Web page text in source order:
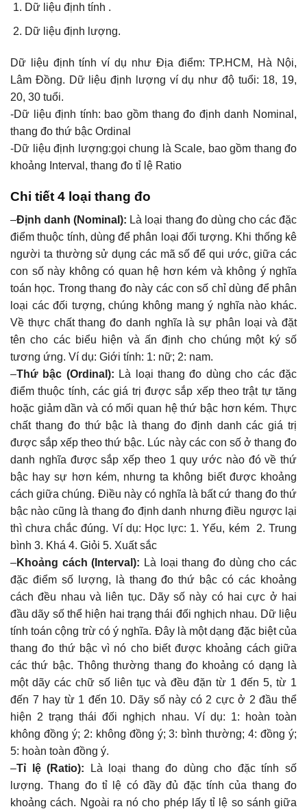
Dữ liệu định tính .
Dữ liệu định lượng.
Dữ liệu định tính ví dụ như Địa điểm: TP.HCM, Hà Nội,
Lâm Đồng. Dữ liệu định lượng ví dụ như độ tuổi: 18, 19,
20, 30 tuổi.
-Dữ liệu định tính: bao gồm thang đo định danh Nominal,
thang đo thứ bậc Ordinal
-Dữ liệu định lượng:gọi chung là Scale, bao gồm thang đo
khoảng Interval, thang đo tỉ lệ Ratio
Chi tiết 4 loại thang đo
–Định danh (Nominal): Là loại thang đo dùng cho các đặc
điểm thuộc tính, dùng để phân loại đối tượng. Khi thống kê
người ta thường sử dụng các mã số để qui ước, giữa các
con số này không có quan hệ hơn kém và không ý nghĩa
toán học. Trong thang đo này các con số chỉ dùng để phân
loại các đối tượng, chúng không mang ý nghĩa nào khác.
Về thực chất thang đo danh nghĩa là sự phân loại và đặt
tên cho các biểu hiện và ấn định cho chúng một ký số
tương ứng. Ví dụ: Giới tính: 1: nữ; 2: nam.
–Thứ bậc (Ordinal): Là loại thang đo dùng cho các đặc
điểm thuộc tính, các giá trị được sắp xếp theo trật tự tăng
hoặc giảm dần và có mối quan hệ thứ bậc hơn kém. Thực
chất thang đo thứ bậc là thang đo định danh các giá trị
được sắp xếp theo thứ bậc. Lúc này các con số ở thang đo
danh nghĩa được sắp xếp theo 1 quy ước nào đó về thứ
bậc hay sự hơn kém, nhưng ta không biết được khoảng
cách giữa chúng. Điều này có nghĩa là bất cứ thang đo thứ
bậc nào cũng là thang đo định danh nhưng điều ngược lại
thì chưa chắc đúng. Ví dụ: Học lực: 1. Yếu, kém 2. Trung
bình 3. Khá 4. Giỏi 5. Xuất sắc
–Khoảng cách (Interval): Là loại thang đo dùng cho các
đặc điểm số lượng, là thang đo thứ bậc có các khoảng
cách đều nhau và liên tục. Dãy số này có hai cực ở hai
đầu dãy số thể hiện hai trạng thái đối nghịch nhau. Dữ liệu
tính toán cộng trừ có ý nghĩa. Đây là một dạng đặc biệt của
thang đo thứ bậc vì nó cho biết được khoảng cách giữa
các thứ bậc. Thông thường thang đo khoảng có dạng là
một dãy các chữ số liên tục và đều đặn từ 1 đến 5, từ 1
đến 7 hay từ 1 đến 10. Dãy số này có 2 cực ở 2 đầu thể
hiện 2 trạng thái đối nghịch nhau. Ví dụ: 1: hoàn toàn
không đồng ý; 2: không đồng ý; 3: bình thường; 4: đồng ý;
5: hoàn toàn đồng ý.
–Tỉ lệ (Ratio):
Là loại thang đo dùng cho đặc tính số
lượng. Thang đo tỉ lệ có đầy đủ đặc tính của thang đo
khoảng cách. Ngoài ra nó cho phép lấy tỉ lệ so sánh giữa